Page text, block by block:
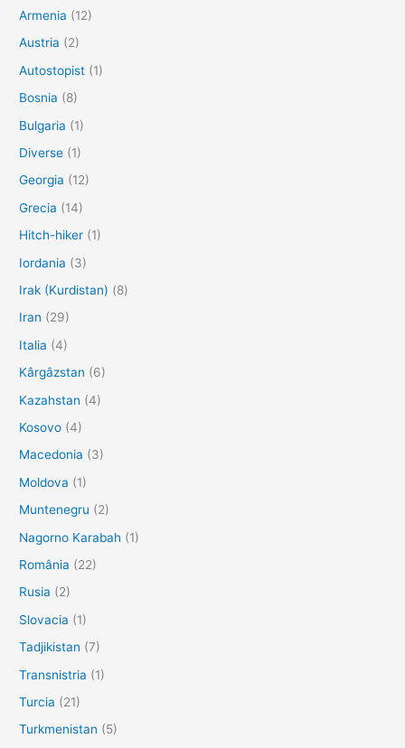
Armenia (12)
Austria (2)
Autostopist (1)
Bosnia (8)
Bulgaria (1)
Diverse (1)
Georgia (12)
Grecia (14)
Hitch-hiker (1)
Iordania (3)
Irak (Kurdistan) (8)
Iran (29)
Italia (4)
Kârgâzstan (6)
Kazahstan (4)
Kosovo (4)
Macedonia (3)
Moldova (1)
Muntenegru (2)
Nagorno Karabah (1)
România (22)
Rusia (2)
Slovacia (1)
Tadjikistan (7)
Transnistria (1)
Turcia (21)
Turkmenistan (5)